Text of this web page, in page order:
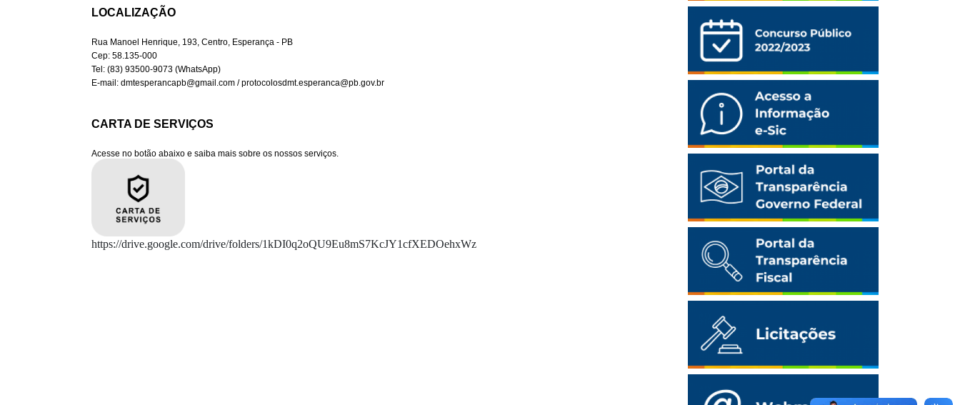
LOCALIZAÇÃO
Rua Manoel Henrique, 193, Centro, Esperança - PB
Cep: 58.135-000
Tel: (83) 93500-9073 (WhatsApp)
E-mail: dmtesperancapb@gmail.com / protocolosdmt.esperanca@pb.gov.br
Acesse no botão abaixo e saiba mais sobre os nossos serviços.
https://drive.google.com/drive/folders/1kDI0q2oQU9Eu8mS7KcJY1cfXEDOehxWz